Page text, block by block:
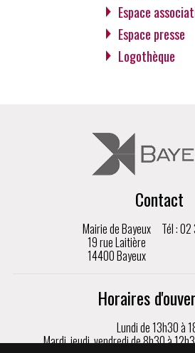
Espace
Espace presse
Logothèque
Contact
Mairie de Bayeux
19 rue Laitière
14400 Bayeux
Tél :
Horaires
Lundi de 13h30 à
Mardi, jeudi, vendredi de 8h30 à